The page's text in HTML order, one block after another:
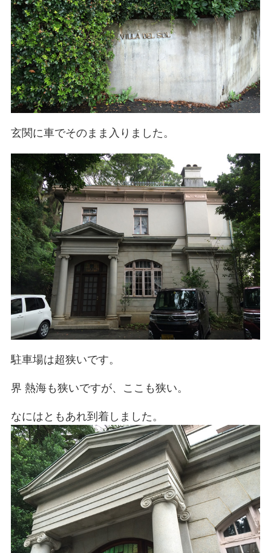
玄関に車でそのまま入りました。
駐車場は超狭いです。
界 熱海も狭いですが、ここも狭い。
なにはともあれ到着しました。